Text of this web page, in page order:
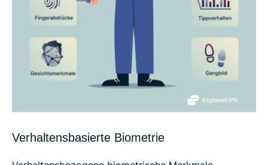
Verhaltensbasierte Biometrie